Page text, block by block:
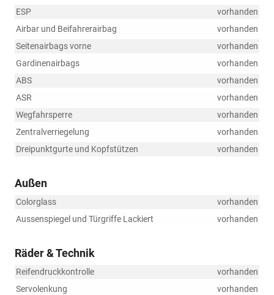
ESP
vorhanden
Airbar und Beifahrerairbag
vorhanden
Seitenairbags vorne
vorhanden
Gardinenairbags
vorhanden
ABS
vorhanden
ASR
vorhanden
Wegfahrsperre
vorhanden
Zentralverriegelung
vorhanden
Dreipunktgurte und Kopfstützen
vorhanden
Außen
Colorglass
vorhanden
Aussenspiegel und Türgriffe Lackiert
vorhanden
Räder & Technik
Reifendruckkontrolle
vorhanden
Servolenkung
vorhanden